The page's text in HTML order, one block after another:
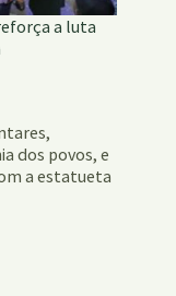
a luta
dos povos, e
a estatueta